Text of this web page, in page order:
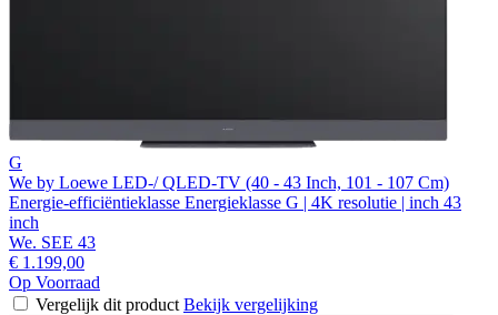
G
We by Loewe LED-/ QLED-TV (40 - 43 Inch, 101 - 107 Cm)
Energie-efficiëntieklasse Energieklasse G | 4K resolutie | inch 43
inch
We. SEE 43
€ 1.199,00
Op Voorraad
Vergelijk dit product Bekijk vergelijking